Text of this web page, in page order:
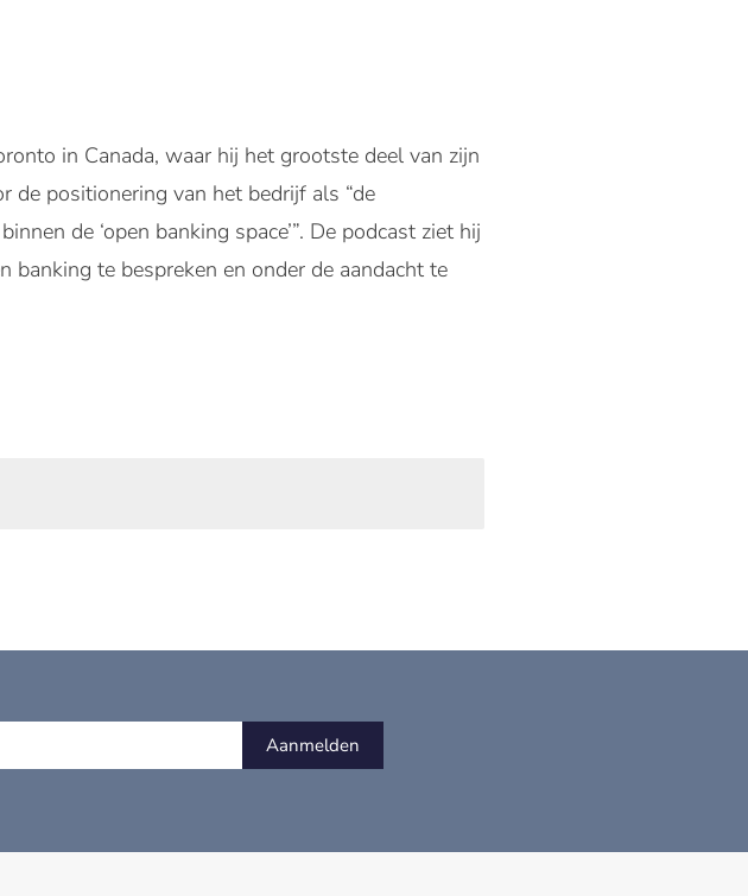
in Canada, waar hij het grootste deel van zijn
de positionering van het bedrijf als “de
de ‘open banking space’”. De podcast ziet hij
te bespreken en onder de aandacht te
Aanmelden